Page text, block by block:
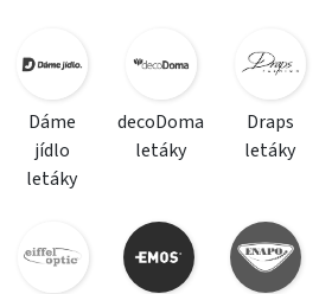
Dáme
jídlo
letáky
decoDoma
letáky
Draps
letáky